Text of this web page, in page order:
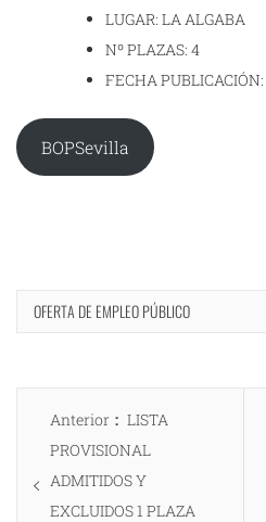
LUGAR: LA ALGABA
Nº PLAZAS: 4
FECHA
BOPSevilla
OFERTA DE EMPLEO PÚBLICO
Navegación
entradas
Anterior
Entrada
anterior:
LISTA
PROVISIONAL
ADMITIDOS Y
EXCLUIDOS 1 PLAZA